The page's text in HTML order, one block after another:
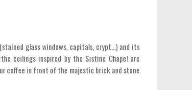
glass windows, capitals, crypt...) and its
ceilings inspired by the Sistine Chapel are
coffee in front of the majestic brick and stone